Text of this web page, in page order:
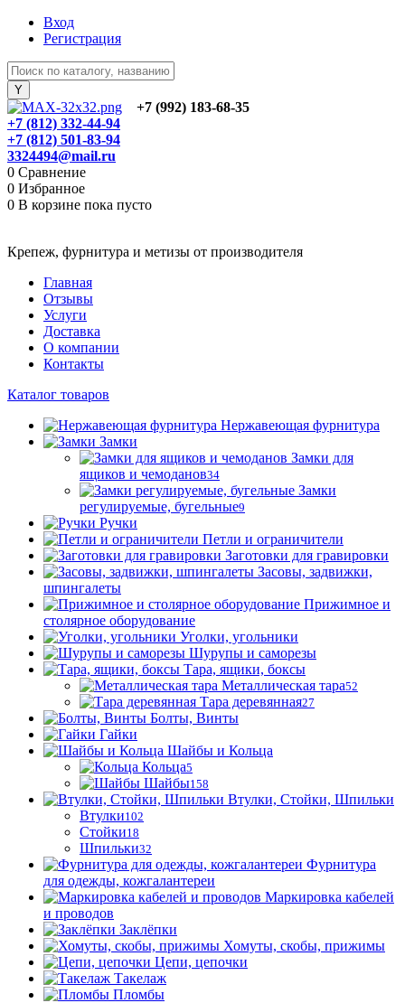
Вход
Регистрация
+7 (992) 183-68-35
+7 (812) 332-44-94
+7 (812) 501-83-94
3324494@mail.ru
0 Сравнение
0 Избранное
0 В корзине пока пусто
Крепеж, фурнитура и метизы от производителя
Главная
Отзывы
Услуги
Доставка
О компании
Контакты
Каталог товаров
Нержавеющая фурнитура
Замки
Замки для
ящиков и чемоданов34
Замки
регулируемые, бугельные9
Ручки
Петли и ограничители
Заготовки для гравировки
Засовы, задвижки,
шпингалеты
Прижимное и
столярное оборудование
Уголки, угольники
Шурупы и саморезы
Тара, ящики, боксы
Металлическая тара52
Тара деревянная27
Болты, Винты
Гайки
Шайбы и Кольца
Кольца5
Шайбы158
Втулки, Стойки, Шпильки
Втулки102
Стойки18
Шпильки32
Фурнитура
для одежды, кожгалантереи
Маркировка кабелей
и проводов
Заклёпки
Хомуты, скобы, прижимы
Цепи, цепочки
Такелаж
Пломбы